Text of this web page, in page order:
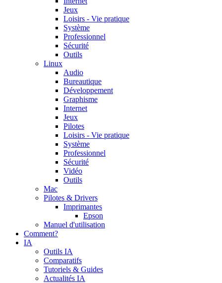
Jeux
Loisirs - Vie pratique
Système
Professionnel
Sécurité
Outils
Linux
Audio
Bureautique
Développement
Graphisme
Internet
Jeux
Pilotes
Loisirs - Vie pratique
Système
Professionnel
Sécurité
Vidéo
Outils
Mac
Pilotes & Drivers
Imprimantes
Epson
Manuel d'utilisation
Comment?
IA
Outils IA
Comparatifs
Tutoriels & Guides
Actualités IA